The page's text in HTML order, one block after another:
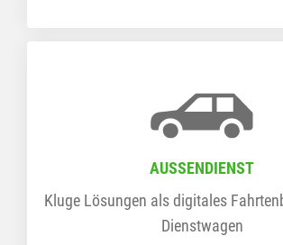
AUSSENDIENST
Kluge Lösungen als digitales
Dienstwagen